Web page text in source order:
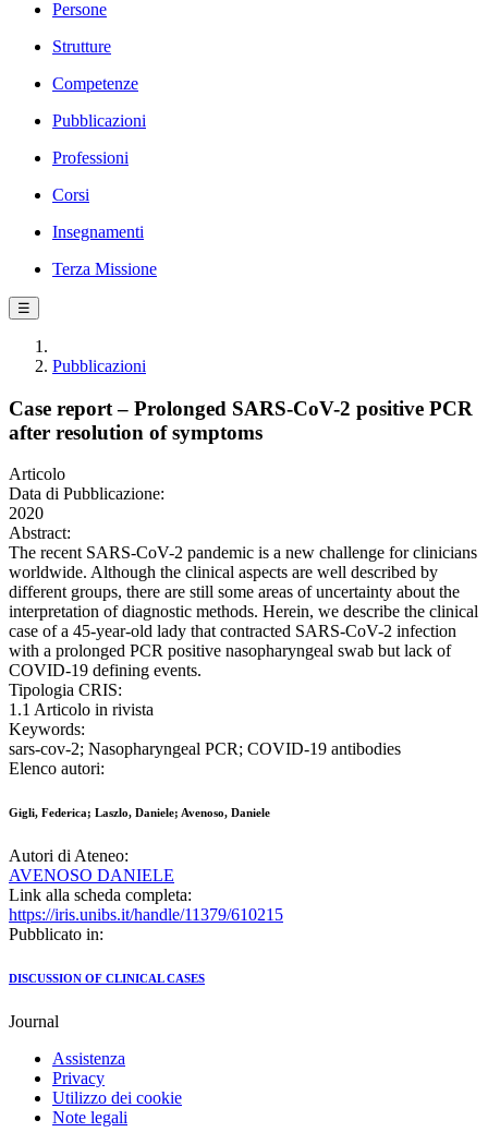
Persone
Strutture
Competenze
Pubblicazioni
Professioni
Corsi
Insegnamenti
Terza Missione
☰
Pubblicazioni
Case report – Prolonged SARS-CoV-2 positive PCR
after resolution of symptoms
Articolo
Data di Pubblicazione:
2020
Abstract:
The recent SARS-CoV-2 pandemic is a new challenge for clinicians
worldwide. Although the clinical aspects are well described by
different groups, there are still some areas of uncertainty about the
interpretation of diagnostic methods. Herein, we describe the clinical
case of a 45-year-old lady that contracted SARS-CoV-2 infection
with a prolonged PCR positive nasopharyngeal swab but lack of
COVID-19 defining events.
Tipologia CRIS:
1.1 Articolo in rivista
Keywords:
sars-cov-2; Nasopharyngeal PCR; COVID-19 antibodies
Elenco autori:
Gigli, Federica; Laszlo, Daniele; Avenoso, Daniele
Autori di Ateneo:
AVENOSO DANIELE
Link alla scheda completa:
https://iris.unibs.it/handle/11379/610215
Pubblicato in:
DISCUSSION OF CLINICAL CASES
Journal
Assistenza
Privacy
Utilizzo dei cookie
Note legali